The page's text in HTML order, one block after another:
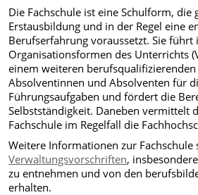
Die Fachschule ist eine Schulform,
Erstausbildung und in der Regel eine
Berufserfahrung voraussetzt. Sie
Organisationsformen des Unterrichts
einem weiteren
Absolventinnen und Absolventen für
Führungsaufgaben und fördert die
Selbstständigkeit. Daneben vermittelt
Fachschule im Regelfall die
Weitere Informationen zur Fachschule
Verwaltungsvorschriften,
zu entnehmen und von den
erhalten.